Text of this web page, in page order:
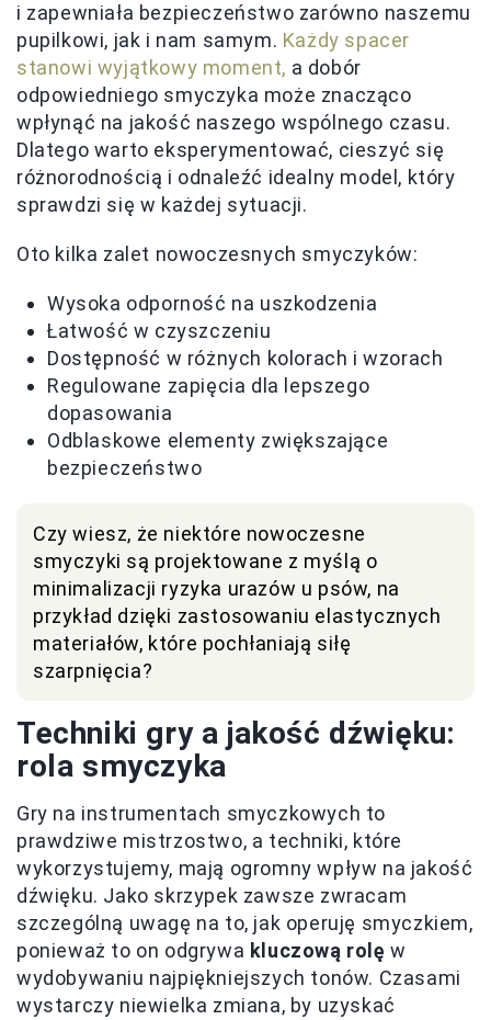
i zapewniała bezpieczeństwo zarówno naszemu
pupilkowi, jak i nam samym. Każdy spacer
stanowi wyjątkowy moment, a dobór
odpowiedniego smyczyka może znacząco
wpłynąć na jakość naszego wspólnego czasu.
Dlatego warto eksperymentować, cieszyć się
różnorodnością i odnaleźć idealny model, który
sprawdzi się w każdej sytuacji.
Oto kilka zalet nowoczesnych smyczyków:
Wysoka odporność na uszkodzenia
Łatwość w czyszczeniu
Dostępność w różnych kolorach i wzorach
Regulowane zapięcia dla lepszego
dopasowania
Odblaskowe elementy zwiększające
bezpieczeństwo
Czy wiesz, że niektóre nowoczesne
smyczyki są projektowane z myślą o
minimalizacji ryzyka urazów u psów, na
przykład dzięki zastosowaniu elastycznych
materiałów, które pochłaniają siłę
szarpnięcia?
Techniki gry a jakość dźwięku:
rola smyczyka
Gry na instrumentach smyczkowych to
prawdziwe mistrzostwo, a techniki, które
wykorzystujemy, mają ogromny wpływ na jakość
dźwięku. Jako skrzypek zawsze zwracam
szczególną uwagę na to, jak operuję smyczkiem,
ponieważ to on odgrywa kluczową rolę w
wydobywaniu najpiękniejszych tonów. Czasami
wystarczy niewielka zmiana, by uzyskać